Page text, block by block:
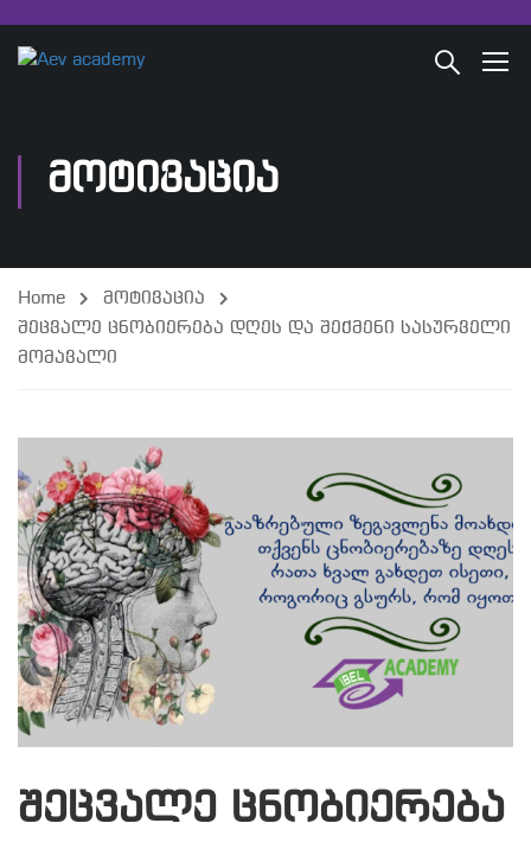
ᲛᲝᲢᲘᲕᲐᲪᲘᲐ
Home
მოტივაცია
შეცვალე ცნობიერება დღეს და შექმენი სასურველი
მომავალი
შეცვალე ცნობიერება